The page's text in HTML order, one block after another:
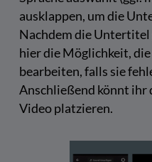
ausklappen, um die
Nachdem die
hier die Möglichkeit,
bearbeiten, falls sie
Anschließend könnt ihr
Video platzieren.